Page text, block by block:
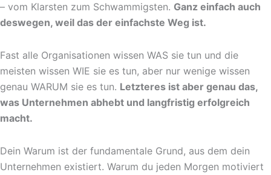
– vom Klarsten zum Schwammigsten. Ganz einfach auch
deswegen, weil das der einfachste Weg ist.
Fast alle Organisationen wissen WAS sie tun und die
meisten wissen WIE sie es tun, aber nur wenige wissen
genau WARUM sie es tun. Letzteres ist aber genau das,
was Unternehmen abhebt und langfristig erfolgreich
macht.
Dein Warum ist der fundamentale Grund, aus dem dein
Unternehmen existiert. Warum du jeden Morgen motiviert